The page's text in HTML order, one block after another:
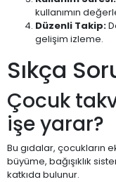
kullanımın
Düzenli Takip:
gelişim izleme.
Sıkça
Çocuk
işe yarar?
Bu gıdalar, çocukların
büyüme, bağışıklık
katkıda bulunur.